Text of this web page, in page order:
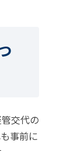
交代の
事前に